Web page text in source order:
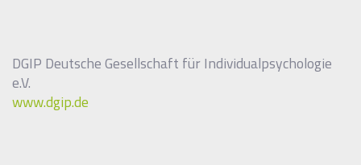
DGIP Deutsche Gesellschaft für Individualpsychologie
e.V.
www.dgip.de